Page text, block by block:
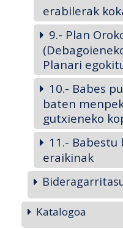
erabilerak
9.- Plan
Planari
10.- Babes
baten
gutxieneko
11.-
eraikinak
Katalogoa